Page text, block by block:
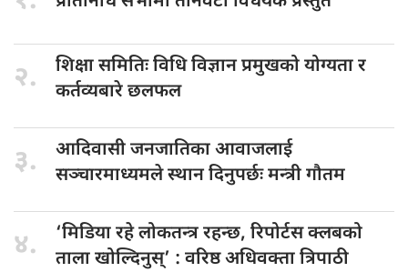
२. शिक्षा समितिःविधि विज्ञान प्रमुखको योग्यता र
कर्तव्यबारे छलफल
३. आदिवासी जनजातिकाआवाजलाई
सञ्चारमाध्यमले स्थान दिनुपर्छः मन्त्री गौतम
४. ‘मिडिया रहेलोकतन्त्र रहन्छ, रिपोर्टस क्लबको
ताला खोल्दिनुस्’ : वरिष्ठ अधिवक्ता त्रिपाठी